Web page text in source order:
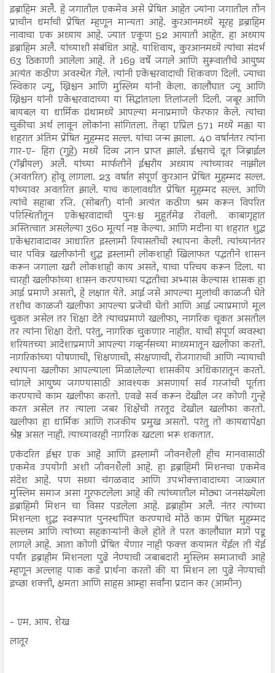
इब्राहिम अलै. हे जगातील एकमेव असे प्रेषित आहेत ज्यांना जगातील तीन
प्राचीन धर्माची प्रेषित म्हणून मान्यता आहे. कुरआनमध्ये सूरह इब्राहिम
नावाचा एक अध्याय आहे. ज्यात एकूण 52 आयाती आहेत. हा अध्याय
इब्राहिम अलै. यांच्याशी संबंधित आहे. याशिवाय, कुरआनमध्ये त्यांचा संदर्भ
63 ठिकाणी आलेला आहे. ते 169 वर्षे जगले आणि सुरूवातीचे आयुष्य
अत्यंत कठीण अवस्थेत गेले. त्यांनी एकेश्वरवादाची शिकवण दिली. ज्याचा
स्विकार ज्यू, ख्रिश्चन आणि मुस्लिम यांनी केला. कालौघात ज्यू आणि
ख्रिश्चन यांनी एकेश्वरवादाच्या या सिद्धांताला तिलांजली दिली. जबूर आणि
बायबल या धार्मिक ग्रंथामध्ये आपल्या मनाप्रमाणे फेरफार केले. त्यांचा
चुकीचा अर्थ लावून लोकांना सांगितला. तेव्हा एप्रिल 571 मध्ये मक्का या
शहरात अंतिम प्रेषित मुहम्मद सल्ल. यांचा जन्म झाला. 40 वर्षानंतर त्यांना
गार-ए- हिरा (गुहे) मध्ये दिव्य ज्ञान प्राप्त झाले. ईश्वराचे दूत जिब्राईल
(गॅब्रीयल) अलै. यांच्या मार्फतीने ईश्वरीय अध्याय त्यांच्यावर नाझील
(अवतरित) होवू लागला. 23 वर्षात संपूर्ण कुरआन प्रेषित मुहम्मद सल्ल.
यांच्यावर अवतरित झाले. याच कालावधीत प्रेषित मुहम्मद सल्ल. आणि
त्यांचे सहाबा रजि. (सोबती) यांनी अत्यंत कठीण श्रम करून विपरित
परिस्थितीतून एकेश्वरवादाची पुनःश्च मुहूर्तमेढ रोवली. काबागृहात
अस्तित्वात असलेल्या 360 मूर्त्या नष्ट केल्या. आणि मदीना या शहरात शुद्ध
एकेश्वरावादावर आधारित इस्लामी रियासतीची स्थापना केली. त्यांच्यानंतर
चार पवित्र खलीफांनी शुद्ध इस्लामी लोकशाही खिलाफत पद्धतीने शासन
करून जगाला खरी लोकशाही काय असते, याचा परिचय करून दिला. या
चारही खलीफांच्या शासन करण्याच्या पद्धतीचा अभ्यास केल्यास शासक हा
आई प्रमाणे असतो, हे लक्षात येते. आई जसे आपल्या मुलांची काळजी घेते
तशीच काळजी खलीफा आपल्या प्रजेची घेतो आणि आई ज्याप्रमाणे मूल
चुकत असेल तर शिक्षा देते त्याचप्रमाणे खलीफा, नागरिक चूकत असतील
तर त्यांना शिक्षा देतो. परंतु, नागरिक चुकणार नाहीत. याची संपूर्ण व्यवस्था
शरियतच्या आदेशाप्रमाणे आपल्या गव्हर्नसच्या माध्यमातून खलीफा करतो.
नागरिकांच्या पोषणाची, शिक्षणाची, संरक्षणाची, रोजगाराची आणि न्यायाची
स्थापना खलीफा आपल्याला मिळालेल्या शासकीय अधिकारातून करतो.
चांगले आयुष्य जगण्यासाठी आवश्यक असणार्या सर्व गरजांची पूर्तता
करण्याचे काम खलीफा करतो. एवढे सर्व करून देखील जर कोणी गुन्हे
करत असेल तर त्याला जबर शिक्षेची तरतूद देखील खलीफा करतो.
खलीफा हा धार्मिक आणि राजकीय प्रमुख असतो. परंतु तो कायद्यापेक्षा
श्रेष्ठ असत नाही. त्याच्यावरही नागरिक खटला भरू शकतात.
एकंदरित ईश्वर एक आहे आणि इस्लामी जीवनशैली हीच मानवासाठी
एकमेव उपयोगी अशी जीवनशैली आहे. हा इब्राहिमी मिशनचा एकमेव
संदेश आहे. पण सध्या चंगळवाद आणि उपभोक्तावादाच्या जाळ्यात
मुस्लिम समाज असा गुरफटलेला आहे की त्यांच्यातील मोठ्या जनसंख्येला
इब्राहिमी मिशन चा विसर पडलेला आहे. इब्राहीम अलै. नंतर त्यांच्या
मिशनला शुद्ध स्वरूपात पुनर्स्थापित करण्याचे मोठे काम प्रेषित मुहम्मद
सल्लम आणि त्यांच्या सहकाऱ्यांनी केले होते ते परत कालौघात मागे पडू
लागले आहे. आता कोणी प्रेषित येणार नाही फक्त कयामत येईल ती येई
पर्यंत इब्राहीम मिशनला पुढे नेण्याची जबाबदारी मुस्लिम समाजाची आहे
म्हणून अल्लाह पाक कडे प्रार्थना करतो की या मिशन ला पुढे नेण्याची
इच्छा शक्ती, क्षमता आणि साहस आम्हा सर्वांना प्रदान कर (आमीन)
- एम. आय. शेख
लातूर